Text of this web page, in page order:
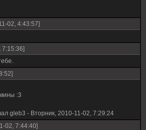
02, 4:43:57]
7:15:36]
:3
gleb3 - Вторник, 2010-11-02, 7:29:24
02, 7:44:40]